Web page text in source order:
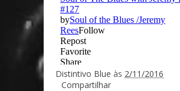
Distintivo Blue às 2/11/2016
Compartilhar